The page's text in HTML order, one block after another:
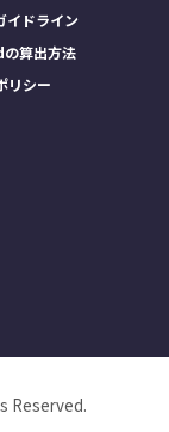
イドライン
算出方法
リシー
Reserved.